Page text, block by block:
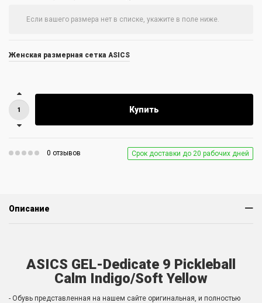
Женская размерная сетка ASICS
Купить
0 отзывов Срок доставки до 20 рабочих дней
Описание
ASICS GEL-Dedicate 9 Pickleball
Calm Indigo/Soft Yellow
- Обувь представленная на нашем сайте оригинальная, и полностью